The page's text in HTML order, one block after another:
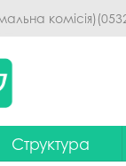
комісія)
Структура